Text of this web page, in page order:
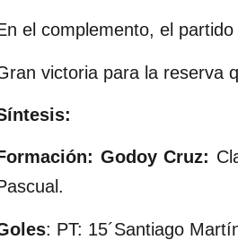
el complemento, el
victoria para la reserva
Godoy Cruz:
: PT: 15´Santiago